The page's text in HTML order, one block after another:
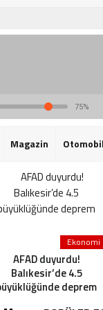
75%
Magazin Otomobil
Ekonomi
AFAD duyurdu!
Balıkesir’de 4.5
deprem